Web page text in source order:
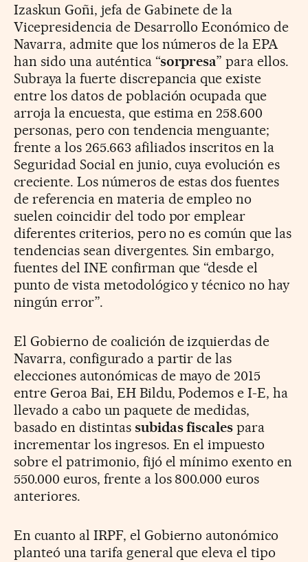
Izaskun Goñi, jefa de Gabinete de la
Vicepresidencia de Desarrollo Económico de
Navarra, admite que los números de la EPA
han sido una auténtica “sorpresa” para ellos.
Subraya la fuerte discrepancia que existe
entre los datos de población ocupada que
arroja la encuesta, que estima en 258.600
personas, pero con tendencia menguante;
frente a los 265.663 afiliados inscritos en la
Seguridad Social en junio, cuya evolución es
creciente. Los números de estas dos fuentes
de referencia en materia de empleo no
suelen coincidir del todo por emplear
diferentes criterios, pero no es común que las
tendencias sean divergentes. Sin embargo,
fuentes del INE confirman que “desde el
punto de vista metodológico y técnico no hay
ningún error”.
El Gobierno de coalición de izquierdas de
Navarra, configurado a partir de las
elecciones autonómicas de mayo de 2015
entre Geroa Bai, EH Bildu, Podemos e I-E, ha
llevado a cabo un paquete de medidas,
basado en distintas subidas fiscales para
incrementar los ingresos. En el impuesto
sobre el patrimonio, fijó el mínimo exento en
550.000 euros, frente a los 800.000 euros
anteriores.
En cuanto al IRPF, el Gobierno autonómico
planteó una tarifa general que eleva el tipo